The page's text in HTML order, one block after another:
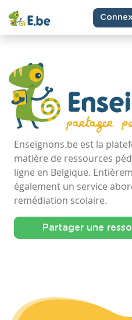
Enseignons.be est la
matière de ressources
ligne en Belgique.
également un service
remédiation scolaire.
Partager une